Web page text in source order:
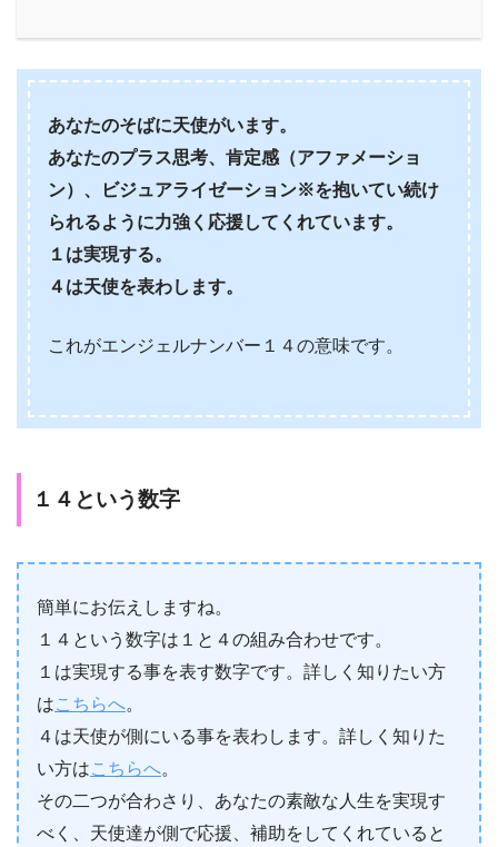
あなたのそばに天使がいます。
あなたのプラス思考、肯定感（アファメーショ
ン）、ビジュアライゼーション※を抱いてい続け
られるように力強く応援してくれています。
１は実現する。
４は天使を表わします。
これがエンジェルナンバー１４の意味です。
１４という数字
簡単にお伝えしますね。
１４という数字は１と４の組み合わせです。
１は実現する事を表す数字です。詳しく知りたい方
はこちらへ。
４は天使が側にいる事を表わします。詳しく知りた
い方はこちらへ。
その二つが合わさり、あなたの素敵な人生を実現す
べく、天使達が側で応援、補助をしてくれていると